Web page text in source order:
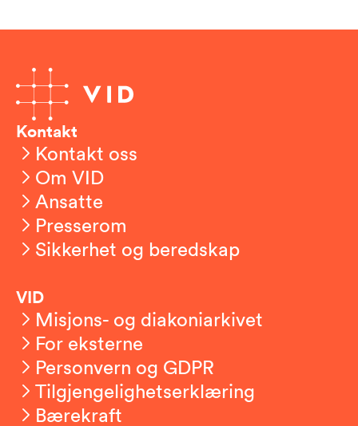
Kontakt
Kontakt oss
Om VID
Ansatte
Presserom
Sikkerhet og beredskap
VID
Misjons- og diakoniarkivet
For eksterne
Personvern og GDPR
Tilgjengelighetserklæring
Bærekraft